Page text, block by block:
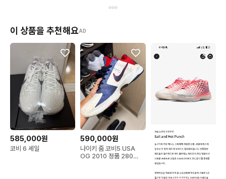
이 상품을 추천해요AD
585,000원
코비 6 세일
590,000원
나이키 줌 코비5 USA
OG 2010 정품 280